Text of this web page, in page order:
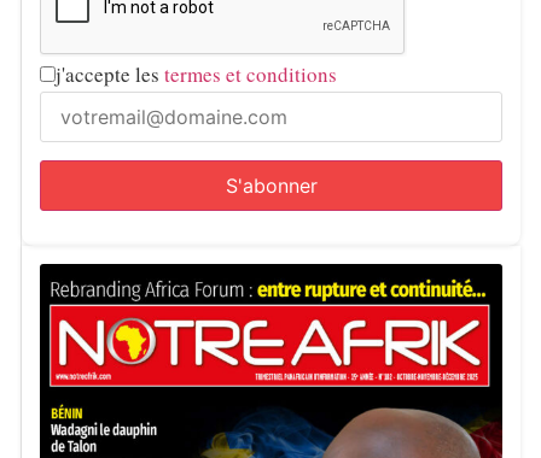
j'accepte les termes et conditions